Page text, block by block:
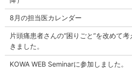
8月の担当医カレンダー
片頭痛患者さんの“困りごと”を改めて
きました。
KOWA WEB Seminarに参加しました。